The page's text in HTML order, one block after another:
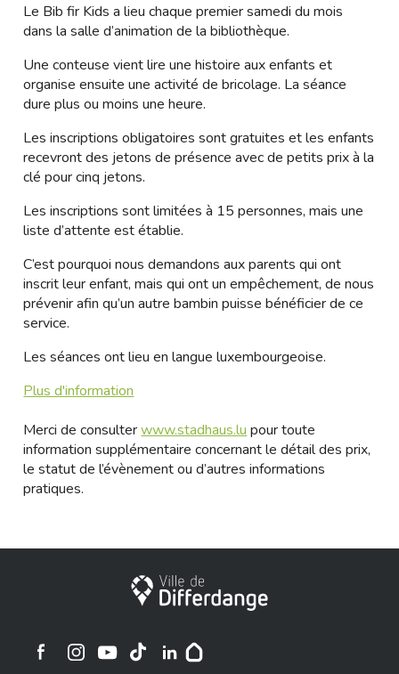
Le Bib fir Kids a lieu chaque premier samedi du mois
dans la salle d’animation de la bibliothèque.
Une conteuse vient lire une histoire aux enfants et
organise ensuite une activité de bricolage. La séance
dure plus ou moins une heure.
Les inscriptions obligatoires sont gratuites et les enfants
recevront des jetons de présence avec de petits prix à la
clé pour cinq jetons.
Les inscriptions sont limitées à 15 personnes, mais une
liste d’attente est établie.
C’est pourquoi nous demandons aux parents qui ont
inscrit leur enfant, mais qui ont un empêchement, de nous
prévenir afin qu’un autre bambin puisse bénéficier de ce
service.
Les séances ont lieu en langue luxembourgeoise.
Plus d'information
Merci de consulterwww.stadhaus.lu pour toute
information supplémentaire concernant le détail des prix,
le statut de l’évènement ou d’autres informations
pratiques.
Stadt Differdingen
Ville de Differdange sur Instagram